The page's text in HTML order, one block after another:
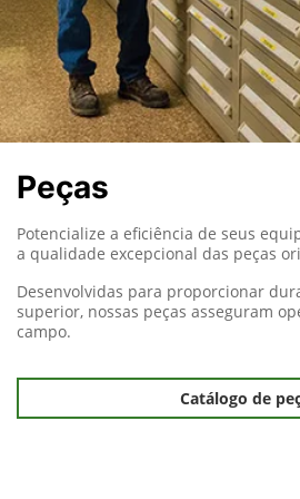
Peças
Potencialize a eficiência de seus
a qualidade excepcional das peças
Desenvolvidas para proporcionar
superior, nossas peças asseguram
campo.
Catálogo de